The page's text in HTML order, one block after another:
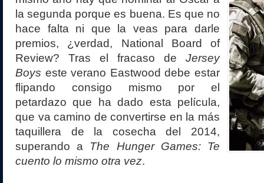
la segunda porque es buena. Es que no
hace falta ni que la veas para darle
premios, ¿verdad, National Board of
Review? Tras el fracaso de Jersey
Boys este verano Eastwood debe estar
flipando consigo mismo por el
petardazo que ha dado esta película,
que va camino de convertirse en la más
taquillera de la cosecha del 2014,
superando a The Hunger Games: Te
cuento lo mismo otra vez.